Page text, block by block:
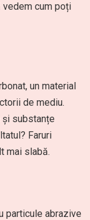
cum poți
un material
de mediu.
și substanțe
Faruri
mai slabă.
particule abrazive